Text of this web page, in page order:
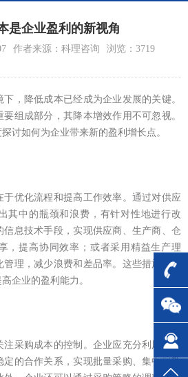
是企业盈利的新视角
作者来源：科理咨询 浏览：3719
，降低成本已经成为企业发展的关键。
组成部分，其降本增效作用不可忽视。
讨如何为企业带来新的盈利增长点。
优化流程和提高工作效率。通过对供应
其中的瓶颈和浪费，有针对性地进行改
息技术手段，实现供应商、生产商、仓
，提高协同效率；或者采用精益生产理
理，减少浪费和差品率。这些措施都能
企业的盈利能力。
采购成本的控制。企业应充分利用市场
的合作关系，实现批量采购、集中采购